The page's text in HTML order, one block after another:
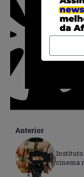
Anterior
Instituto
cinema